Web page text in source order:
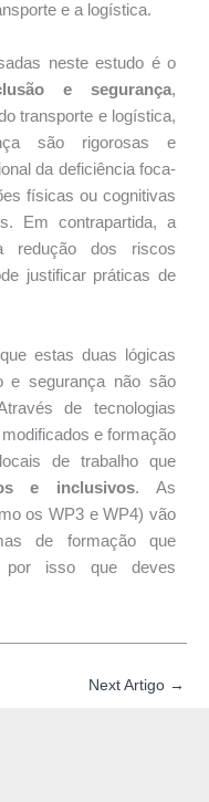
e a logística.
neste estudo é o
e segurança,
transporte e logística,
são rigorosas e
da deficiência foca-
físicas ou cognitivas
Em contrapartida, a
redução dos riscos
justificar práticas de
estas duas lógicas
e segurança não são
de tecnologias
e formação
de trabalho que
e inclusivos. As
os WP3 e WP4) vão
de formação que
por isso que deves
Next Artigo →